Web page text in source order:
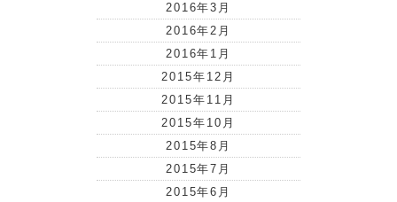
2016年3月
2016年2月
2016年1月
2015年12月
2015年11月
2015年10月
2015年8月
2015年7月
2015年6月